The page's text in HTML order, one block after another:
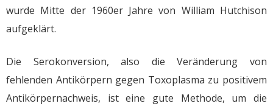
wurde Mitte der 1960er Jahre von William Hutchison
aufgeklärt.
Die Serokonversion, also die Veränderung von
fehlenden Antikörpern gegen Toxoplasma zu positivem
Antikörpernachweis, ist eine gute Methode, um die